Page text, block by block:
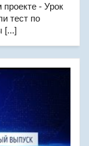
- Урок
тест по
[...]